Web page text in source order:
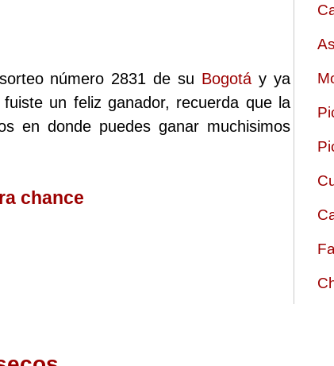
número 2831 de su Bogotá y ya
un feliz ganador, recuerda que la
en donde puedes ganar muchisimos
chance